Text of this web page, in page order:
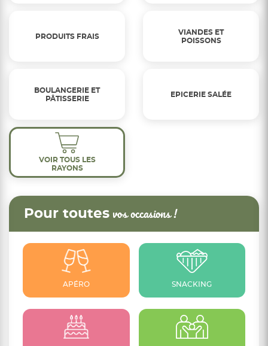
PRODUITS FRAIS
VIANDES ET
POISSONS
BOULANGERIE ET
PÂTISSERIE
EPICERIE SALÉE
VOIR TOUS LES
RAYONS
Pour toutes vos occasions !
APÉRO SNACKING